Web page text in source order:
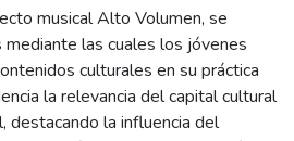
musical Alto Volumen, se
mediante las cuales los jóvenes
culturales en su práctica
la relevancia del capital cultural
destacando la influencia del